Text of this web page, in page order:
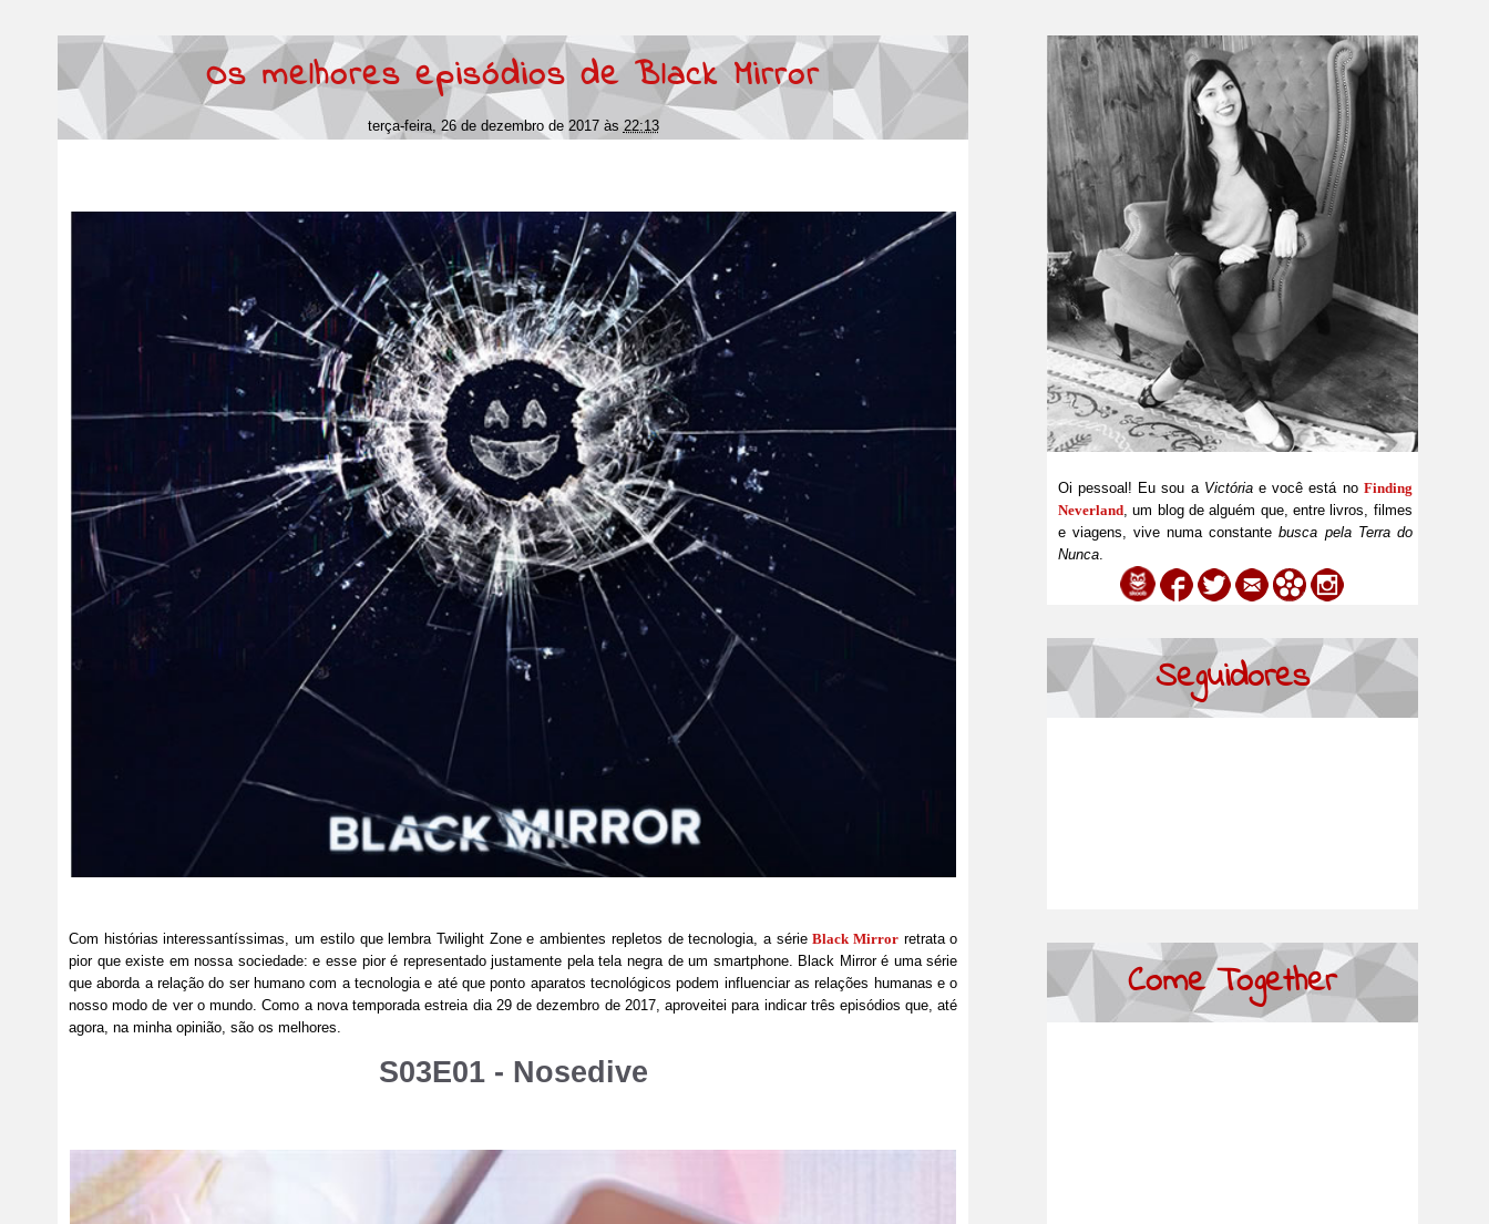
Os melhores episódios de Black Mirror
terça-feira, 26 de dezembro de 2017 às 22:13
Com histórias interessantíssimas, um estilo que lembra Twilight Zone e ambientes repletos de tecnologia, a sérieBlack Mirror retrata o
pior que existe em nossa sociedade: e esse pior é representado justamente pela tela negra de um smartphone. Black Mirror é uma série
que aborda a relação do ser humano com a tecnologia e até que ponto aparatos tecnológicos podem influenciar as relações humanas e o
nosso modo de ver o mundo. Como a nova temporada estreia dia 29 de dezembro de 2017, aproveitei para indicar três episódios que, até
agora, na minha opinião, são os melhores.
S03E01 - Nosedive
Oi pessoal! Eu sou a Victóriae você está no Finding
Neverland, um blog de alguém que, entre livros, filmes
e viagens, vive numa constantebusca pela Terra do
Nunca.
Seguidores
Come Together